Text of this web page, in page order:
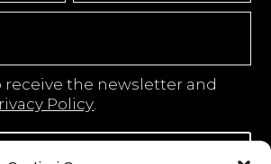
receive the newsletter and
Policy
alla newsletter